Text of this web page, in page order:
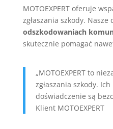
MOTOEXPERT oferuje
zgłaszania szkody.
odszkodowaniach
skutecznie pomagać
„MOTOEXPERT to
zgłaszania szkody.
doświadczenie są
Klient MOTOEXPERT